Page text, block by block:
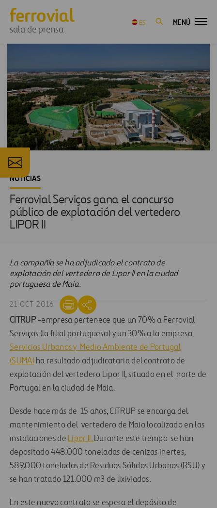
sala de prensa
ES MENÚ
NOTICIAS
Ferrovial Serviços gana el concurso
público de explotación del vertedero
LIPOR II
La compañía se ha adjudicado el contrato de
explotación del vertedero de Lipor II en la ciudad
portuguesa de Maia.
21 OCT 2016
CITRUP-empresa pertenece que un 70% a Ferrovial
Serviços (la filial portuguesa) y un 30% a la empresa
Servicios Urbanos y Medio Ambiente de Portugal
(SUMA)ha resultado adjudicataria del contrato de
explotación del vertedero Lipor II, situado en el norte de
Portugal en la ciudad de Maia.
Desde hace más de 15 años, CITRUP se encarga del
mantenimiento del vertedero de Maia localizado en las
instalaciones de Lipor II. Durante este tiempo se han
depositado 448.000 toneladas de cenizas inertes,
589.000 toneladas de Residuos Sólidos Urbanos (RSU) y
se han tratado 121.000 m3 de lixiviados.
En este nuevo contrato se espera el depósito de